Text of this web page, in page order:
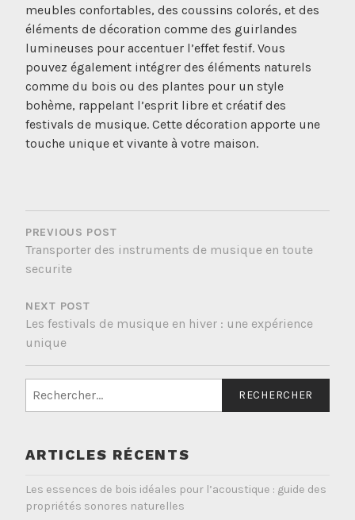
meubles confortables, des coussins colorés, et des
éléments de décoration comme des guirlandes
lumineuses pour accentuer l’effet festif. Vous
pouvez également intégrer des éléments naturels
comme du bois ou des plantes pour un style
bohème, rappelant l’esprit libre et créatif des
festivals de musique. Cette décoration apporte une
touche unique et vivante à votre maison.
NAVIGATION
DE
L’ARTICLE
PREVIOUS POST
Transporter des instruments de musique en toute
securite
NEXT POST
Les festivals de musique en hiver : une expérience
unique
ARTICLES RÉCENTS
Les essences de bois idéales pour l’acoustique : guide des
propriétés sonores naturelles